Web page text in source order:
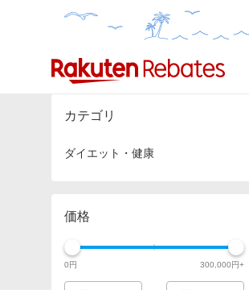
カテゴリー一覧
カテゴリ
ダイエット・健康
価格
0円 300,000円+